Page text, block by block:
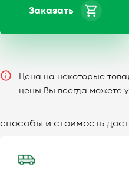
Заказать
Цена на некоторые
цены Вы всегда можете
способы и стоимость